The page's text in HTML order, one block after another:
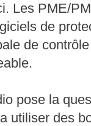
Les PME/
de
de
pose la
utiliser des